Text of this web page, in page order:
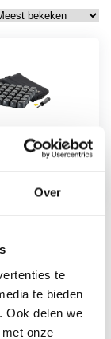
Over
te
te bieden
Ook delen we
onze
lucht
Deluxe